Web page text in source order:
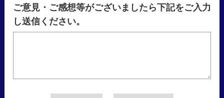
ご意見・ご感想等がございましたら下記をご入力
し送信ください。